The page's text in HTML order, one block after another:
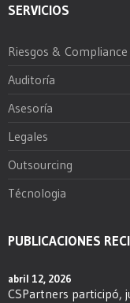
SERVICIOS
Riesgos & Compliance
Auditoría
Asesoría
Legales
Outsourcing
Técnologia
PUBLICACIONES
abril 12, 2026
CSPartners participó,